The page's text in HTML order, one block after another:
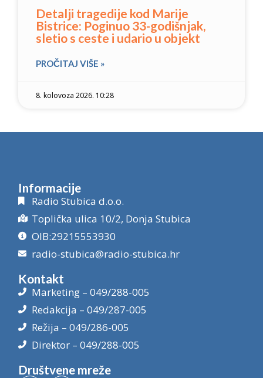
Detalji tragedije kod Marije
Bistrice: Poginuo 33-godišnjak,
sletio s ceste i udario u objekt
PROČITAJ VIŠE »
8. kolovoza 2026. 10:28
Informacije
Radio Stubica d.o.o.
Toplička ulica 10/2, Donja Stubica
OIB:29215553930
radio-stubica@radio-stubica.hr
Kontakt
Marketing – 049/288-005
Redakcija – 049/287-005
Režija – 049/286-005
Direktor – 049/288-005
Društvene mreže